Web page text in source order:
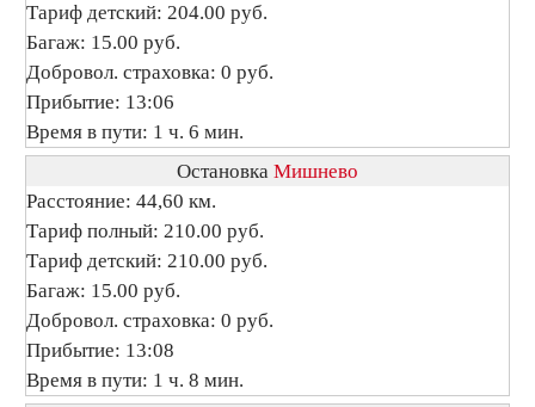
Тариф детский: 204.00 руб.
Багаж: 15.00 руб.
Добровол. страховка: 0 руб.
Прибытие: 13:06
Время в пути: 1 ч. 6 мин.
Остановка Мишнево
Расстояние: 44,60 км.
Тариф полный: 210.00 руб.
Тариф детский: 210.00 руб.
Багаж: 15.00 руб.
Добровол. страховка: 0 руб.
Прибытие: 13:08
Время в пути: 1 ч. 8 мин.